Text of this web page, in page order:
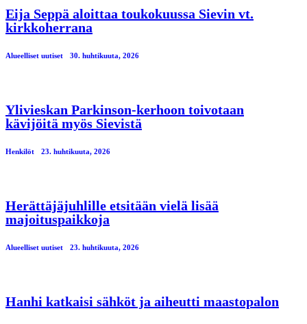
Eija Seppä aloittaa toukokuussa Sievin vt.
kirkkoherrana
Alueelliset uutiset 30. huhtikuuta, 2026
Ylivieskan Parkinson-kerhoon toivotaan
kävijöitä myös Sievistä
Henkilöt 23. huhtikuuta, 2026
Herättäjäjuhlille etsitään vielä lisää
majoituspaikkoja
Alueelliset uutiset 23. huhtikuuta, 2026
Hanhi katkaisi sähköt ja aiheutti maastopalon